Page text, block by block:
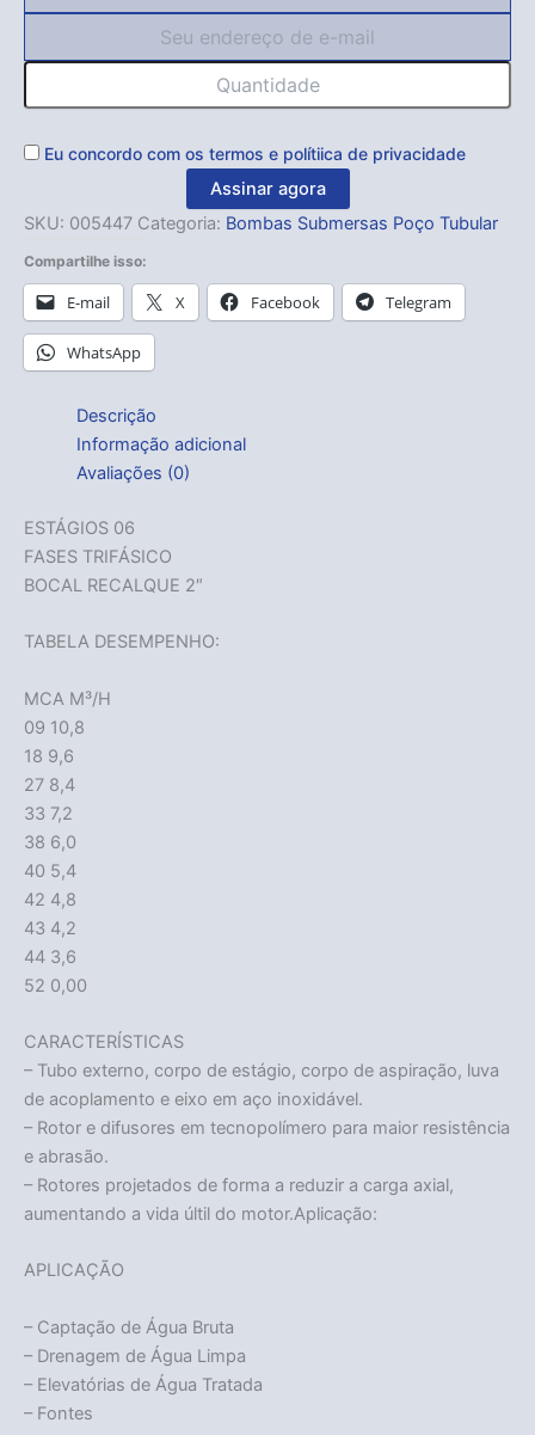
Eu concordo com os termos e polítiica de privacidade
Assinar agora
SKU: 005447 Categoria: Bombas Submersas Poço Tubular
Compartilhe isso:
E-mail X Facebook Telegram
WhatsApp
Descrição
Informação adicional
Avaliações (0)
ESTÁGIOS 06
FASES TRIFÁSICO
BOCAL RECALQUE 2″
TABELA DESEMPENHO:
MCA M³/H
09 10,8
18 9,6
27 8,4
33 7,2
38 6,0
40 5,4
42 4,8
43 4,2
44 3,6
52 0,00
CARACTERÍSTICAS
– Tubo externo, corpo de estágio, corpo de aspiração, luva
de acoplamento e eixo em aço inoxidável.
– Rotor e difusores em tecnopolímero para maior resistência
e abrasão.
– Rotores projetados de forma a reduzir a carga axial,
aumentando a vida últil do motor.Aplicação:
APLICAÇÃO
– Captação de Água Bruta
– Drenagem de Água Limpa
– Elevatórias de Água Tratada
– Fontes